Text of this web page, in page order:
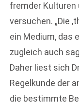
fremder
versuchen. „Die
ein Medium, das
zugleich auch
Daher liest sich
Regelkunde der
die bestimmte